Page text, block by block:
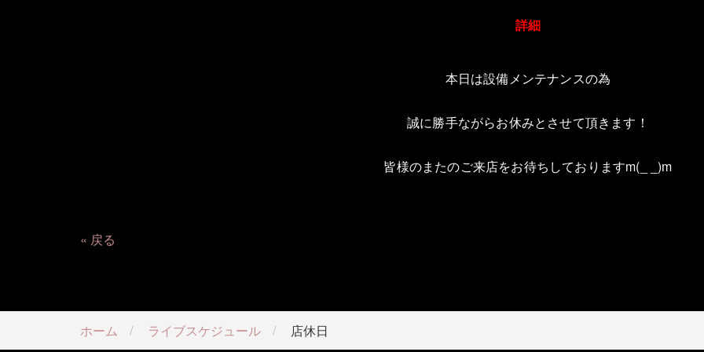
詳細
本日は設備メンテナンスの為
誠に勝手ながらお休みとさせて頂きます！
皆様のまたのご来店をお待ちしておりますm(_ _)m
戻る
ホーム ライブスケジュール 店休日